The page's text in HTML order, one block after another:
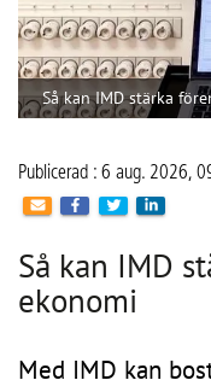
och ronderingar till
brandskyddsarbete.
energikostnader och
gjort
och debitering (IMD)
tillsammans med ett
Det gör att CoLin kan
Conny Lindskog är
som ett system där el-
bostadsrättsförening.